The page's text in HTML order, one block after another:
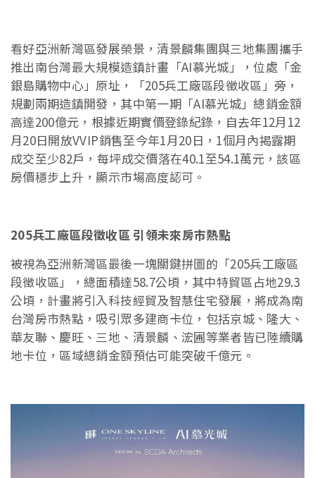
看好亞洲新灣區發展榮景，清景麟集團與三地集團攜手
推出南台灣最大規模造鎮計畫「AI慕光城」，位處「金
銀島購物中心」原址，「205兵工廠區段徵收區」旁，
規劃兩期造鎮開發，其中第一期「AI慕光城」總銷金額
高達200億元，根據近期實價登錄紀錄，自去年12月12
月20日開放VVIP銷售至今年1月20日，1個月內揭露期
成交至少82戶，每坪成交價落在40.1至54.1萬元，該區
房價穩步上升，顯示市場高度認可。
205兵工廠區段徵收區 引領未來房市熱點
被視為亞洲新灣區最後一塊關鍵拼圖的「205兵工廠區
段徵收區」，總面積達58.7公頃，其中特貿區占地29.3
公頃，計畫將引入科技經貿及智慧住宅發展，將成為南
台灣房市熱點，吸引眾多建商卡位，包括京城、隆大、
華友聯、慶旺、三地、清景麟、浤圃等業者皆已陸續購
地卡位，區域總銷金額預估可能突破千億元。